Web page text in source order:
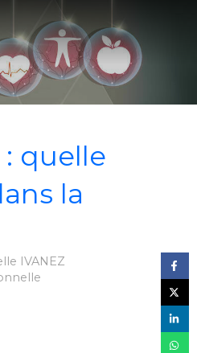
quelle
la
IVANEZ